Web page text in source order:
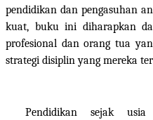
pendidikan dan pengasuhan
kuat, buku ini diharapkan
profesional dan orang tua
strategi disiplin yang mereka
Pendidikan sejak